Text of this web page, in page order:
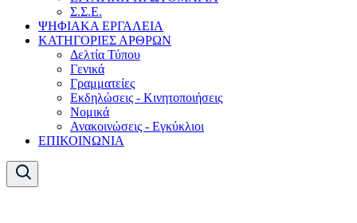
Σ.Σ.Ε.
ΨΗΦΙΑΚΑ ΕΡΓΑΛΕΙΑ
ΚΑΤΗΓΟΡΙΕΣ ΑΡΘΡΩΝ
Δελτία Τύπου
Γενικά
Γραμματείες
Εκδηλώσεις - Κινητοποιήσεις
Νομικά
Ανακοινώσεις - Εγκύκλιοι
ΕΠΙΚΟΙΝΩΝΙΑ